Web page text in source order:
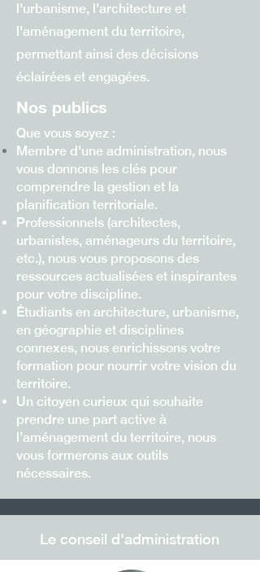
l'urbanisme, l'architecture et
l'aménagement du territoire,
permettant ainsi des décisions
éclairées et engagées.
Nos publics
Que vous soyez :
Membre d'une administration, nous
vous donnons les clés pour
comprendre la gestion et la
planification territoriale.
Professionnels (architectes,
urbanistes, aménageurs du territoire,
etc.), nous vous proposons des
ressources actualisées et inspirantes
pour votre discipline.
Étudiants en architecture, urbanisme,
en géographie et disciplines
connexes, nous enrichissons votre
formation pour nourrir votre vision du
territoire.
Un citoyen curieux qui souhaite
prendre une part active à
l’aménagement du territoire, nous
vous formerons aux outils
nécessaires.
Le conseil d'administration